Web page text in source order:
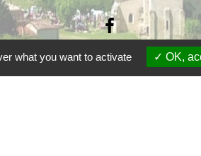
what you want to activate OK,